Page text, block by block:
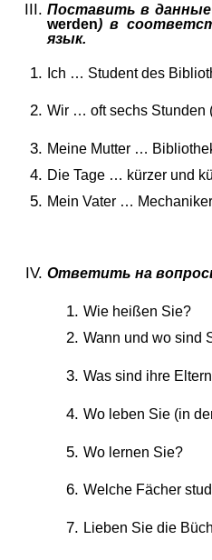
Поставить в данные
werden) в
язык.
Ich … Student des
Wir … oft sechs Stunden
Meine Mutter …
Die Tage … kürzer und k
Mein Vater …
Ответить на
Wie heißen Sie?
Wann und wo sind
Was sind ihre
Wo leben Sie (in
Wo lernen Sie?
Welche Fächer
Lieben Sie die B